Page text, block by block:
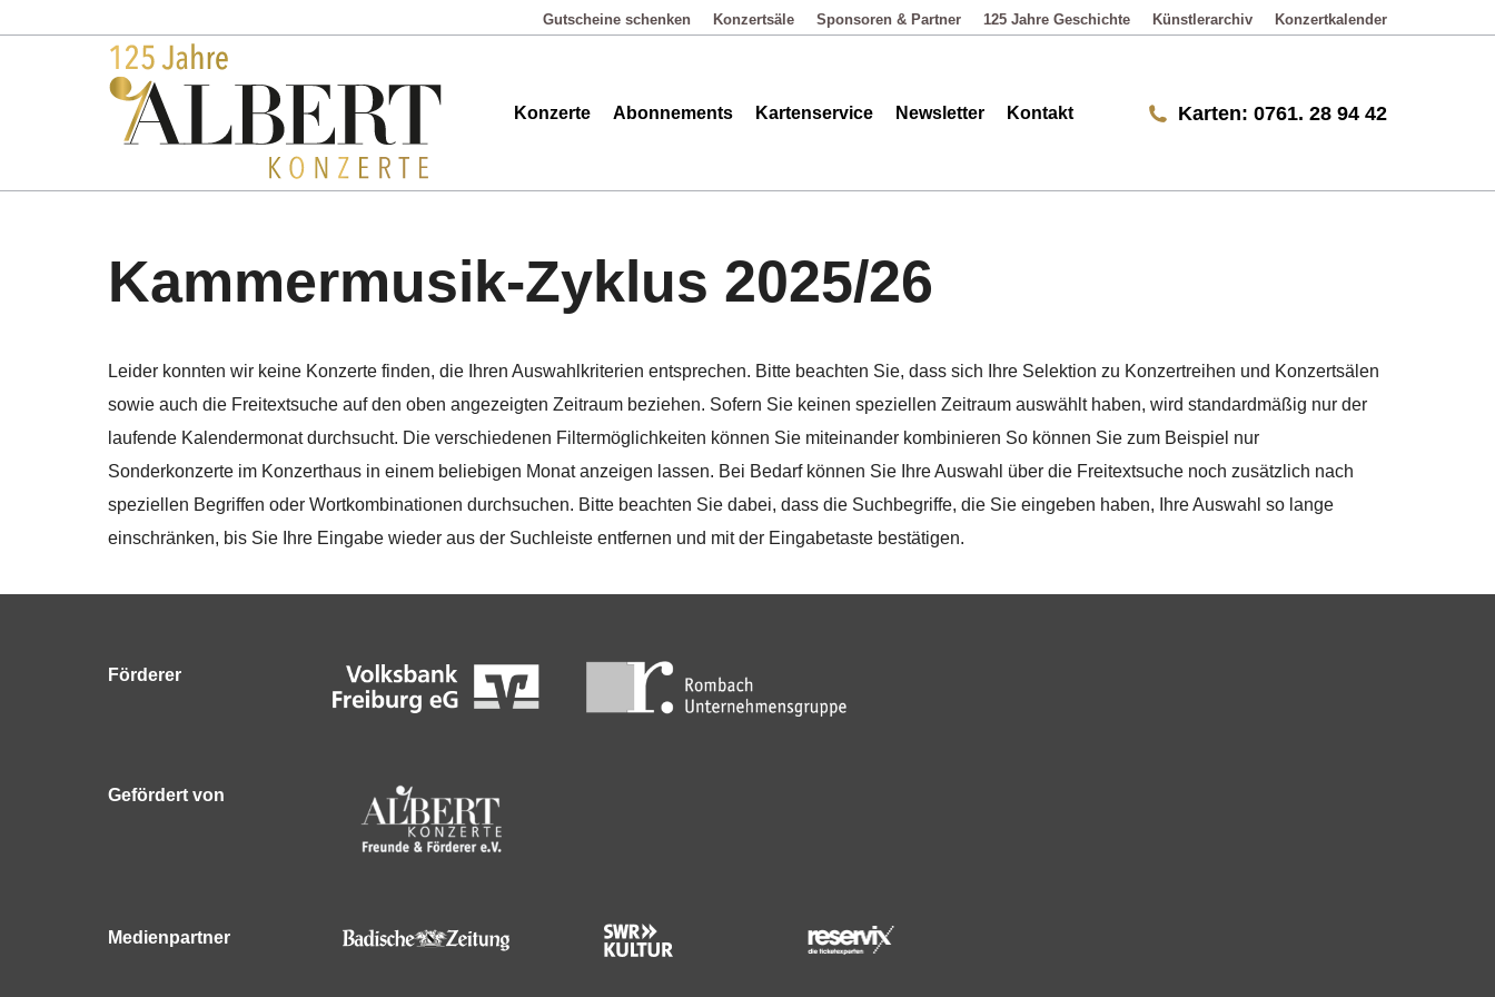
Gutscheine schenken Konzertsäle Sponsoren & Partner 125 Jahre Geschichte Künstlerarchiv Konzertkalender
Konzerte Abonnements Kartenservice Newsletter Kontakt Karten: 0761. 28 94 42
Kammermusik-Zyklus 2025/26
Leider konnten wir keine Konzerte finden, die Ihren Auswahlkriterien entsprechen. Bitte beachten Sie, dass sich Ihre Selektion zu Konzertreihen und Konzertsälen
sowie auch die Freitextsuche auf den oben angezeigten Zeitraum beziehen. Sofern Sie keinen speziellen Zeitraum auswählt haben, wird standardmäßig nur der
laufende Kalendermonat durchsucht. Die verschiedenen Filtermöglichkeiten können Sie miteinander kombinieren So können Sie zum Beispiel nur
Sonderkonzerte im Konzerthaus in einem beliebigen Monat anzeigen lassen. Bei Bedarf können Sie Ihre Auswahl über die Freitextsuche noch zusätzlich nach
speziellen Begriffen oder Wortkombinationen durchsuchen. Bitte beachten Sie dabei, dass die Suchbegriffe, die Sie eingeben haben, Ihre Auswahl so lange
einschränken, bis Sie Ihre Eingabe wieder aus der Suchleiste entfernen und mit der Eingabetaste bestätigen.
Förderer
Gefördert von
Medienpartner
Konzerte Abonnements Kartenservice Newsletter Kontakt Karten: 0761. 28 94 42